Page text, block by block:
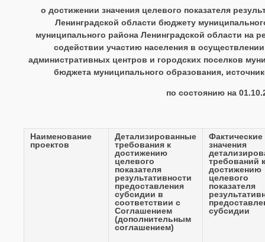
о достижении значения целевого показателя
Ленинградской области бюджету
муниципального района Ленинградской области на
содействии участию населения в
административных центров и городских поселков
бюджета муниципального образования,
по состоянию на
Наименование
проектов
Детализированные
требования к
достижению
целевого
показателя
результативности
предоставления
субсидии в
соответствии с
Соглашением
(дополнительным
соглашением)
Фактические
значения
требований к
достижению
целевого
показателя
субсидии